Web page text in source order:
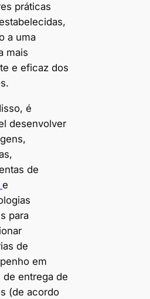
práticas
a uma
mais
e eficaz dos
é
desenvolver
de
e
para
de
em
de entrega de
(de acordo